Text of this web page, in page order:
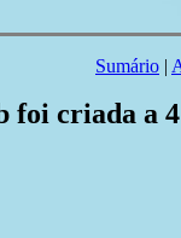
Sumário |
foi criada a